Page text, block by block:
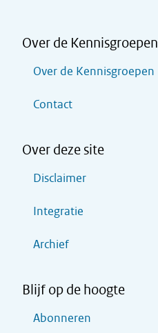
Over de Kennisgroepen
Over de Kennisgroepen
Contact
Over deze site
Disclaimer
Integratie
Archief
Blijf op de hoogte
Abonneren